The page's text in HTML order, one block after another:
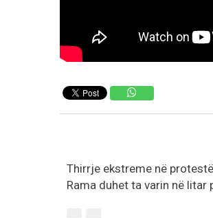
Thirrje ekstreme në
Rama duhet ta varin në litar